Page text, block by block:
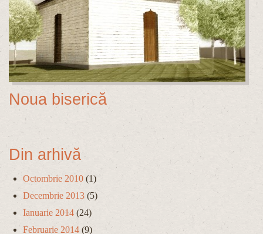
Noua biserică
Din arhivă
Octombrie 2010 (1)
Decembrie 2013 (5)
Ianuarie 2014 (24)
Februarie 2014 (9)